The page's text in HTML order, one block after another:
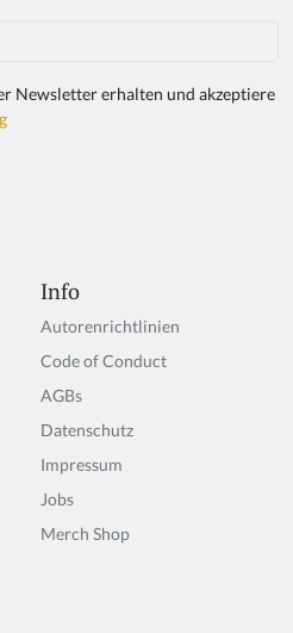
Info
Autorenrichtlinien
Code of Conduct
AGBs
Datenschutz
Impressum
Jobs
Merch Shop
Newsletter erhalten und akzeptiere